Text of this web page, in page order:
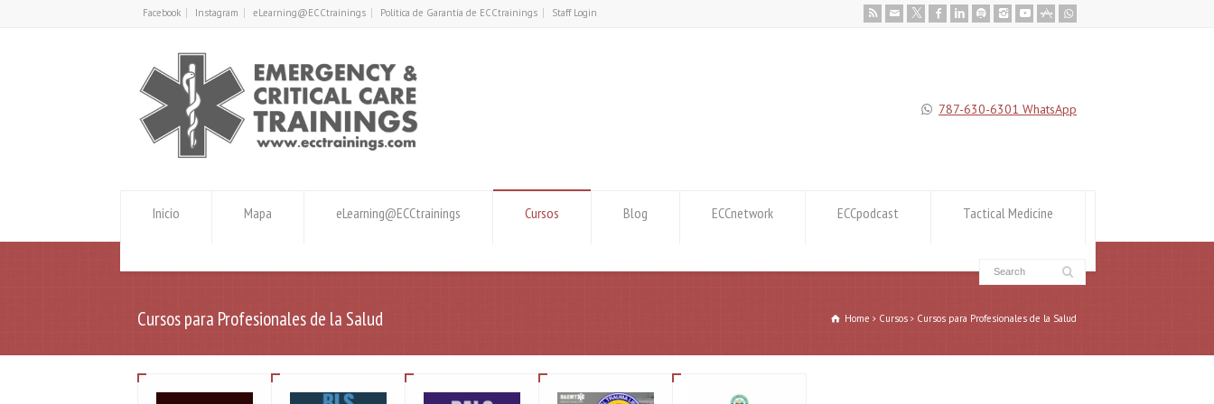
Facebook Instagram eLearning@ECCtrainings Política de Garantía de ECCtrainings Staff Login
787-630-6301 WhatsApp
Inicio Mapa eLearning@ECCtrainings Cursos Blog ECCnetwork ECCpodcast Tactical Medicine
Cursos para Profesionales de la Salud Home Cursos Cursos para Profesionales de la Salud